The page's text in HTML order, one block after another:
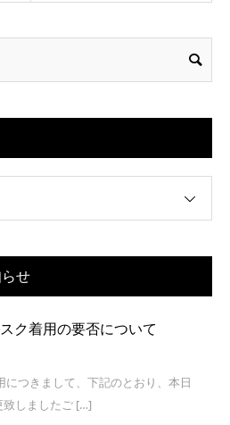
せ
ク着用の要否について
つきまして、下記のとおり、本日
致しましたご […]